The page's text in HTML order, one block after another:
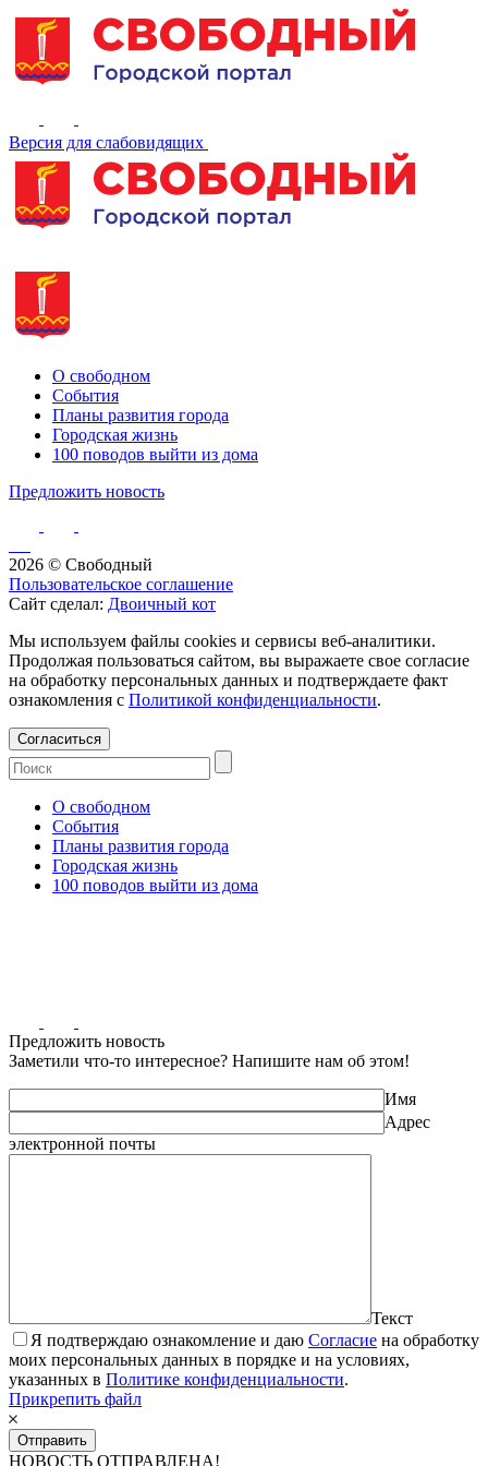
Версия для слабовидящих
О свободном
События
Планы развития города
Городская жизнь
100 поводов выйти из дома
Предложить новость
2026 © Свободный
Пользовательское соглашение
Сайт сделал: Двоичный кот
Мы используем файлы cookies и сервисы веб-аналитики.
Продолжая пользоваться сайтом, вы выражаете свое согласие
на обработку персональных данных и подтверждаете факт
ознакомления с Политикой конфиденциальности.
Согласиться
О свободном
События
Планы развития города
Городская жизнь
100 поводов выйти из дома
Предложить новость
Заметили что-то интересное? Напишите нам об этом!
Имя
Адрес
электронной почты
Текст
Я подтверждаю ознакомление и даю Согласие на обработку
моих персональных данных в порядке и на условиях,
указанных в Политике конфиденциальности.
Прикрепить файл
НОВОСТЬ ОТПРАВЛЕНА!